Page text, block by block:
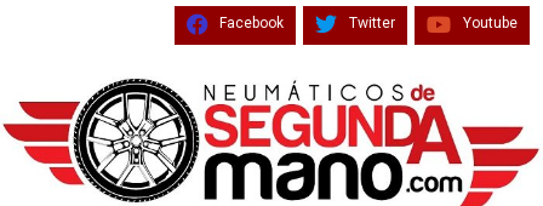
Facebook Twitter Youtube